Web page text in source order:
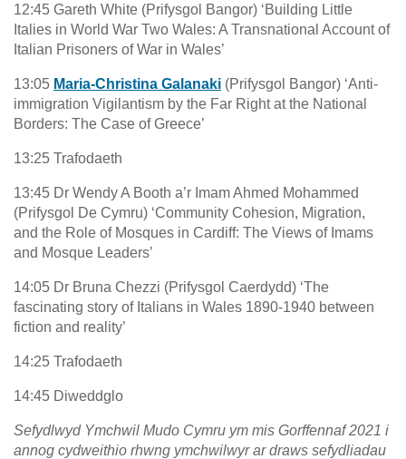
12:45 Gareth White (Prifysgol Bangor) ‘Building Little
Italies in World War Two Wales: A Transnational Account of
Italian Prisoners of War in Wales’
13:05 Maria-Christina Galanaki (Prifysgol Bangor) ‘Anti-
immigration Vigilantism by the Far Right at the National
Borders: The Case of Greece’
13:25 Trafodaeth
13:45 Dr Wendy A Booth a’r Imam Ahmed Mohammed
(Prifysgol De Cymru) ‘Community Cohesion, Migration,
and the Role of Mosques in Cardiff: The Views of Imams
and Mosque Leaders’
14:05 Dr Bruna Chezzi (Prifysgol Caerdydd) ‘The
fascinating story of Italians in Wales 1890-1940 between
fiction and reality’
14:25 Trafodaeth
14:45 Diweddglo
Sefydlwyd Ymchwil Mudo Cymru ym mis Gorffennaf 2021 i
annog cydweithio rhwng ymchwilwyr ar draws sefydliadau